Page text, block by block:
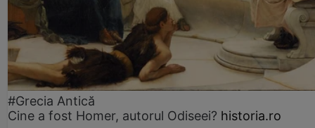
#Grecia Antică
Cine a fost Homer, autorul Odiseei? historia.ro